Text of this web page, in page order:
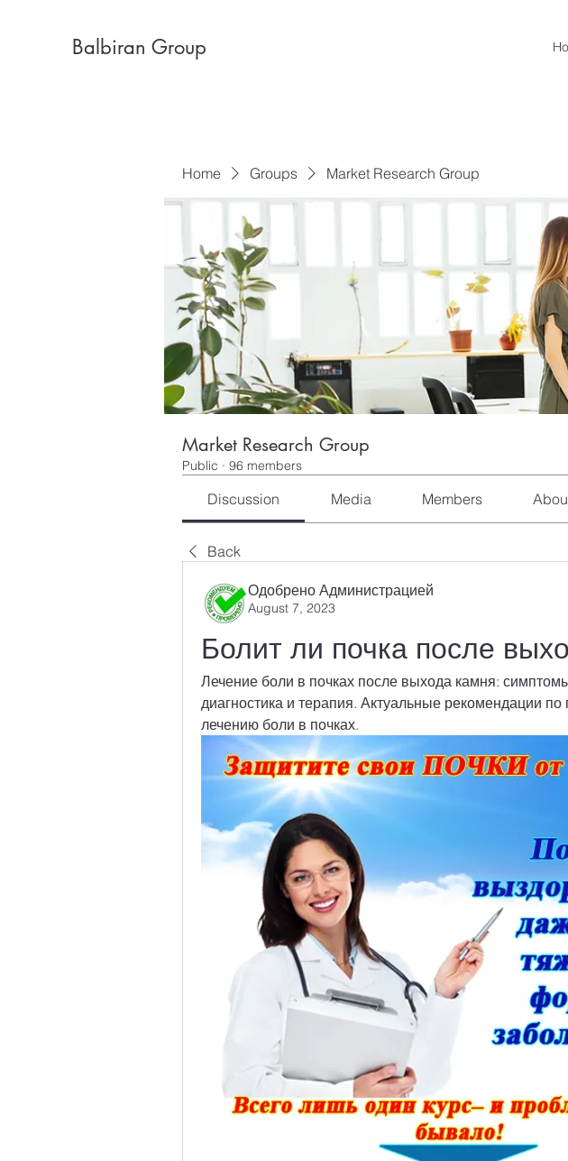
Balbiran Group
Home Groups Market Research Group
Market Research Group
Public · 96 members
Discussion Media Members
Back
Одобрено Администрацией
August 7, 2023
Болит ли почка после
Лечение боли в почках после выхода камня:
диагностика и терапия. Актуальные рекомендации по
лечению боли в почках.